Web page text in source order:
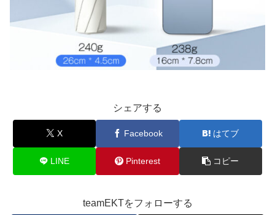
シェアする
X Facebook はてブ
LINE Pinterest コピー
teamEKTをフォローする